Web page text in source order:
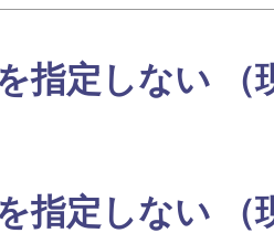
指定しない （
指定しない （